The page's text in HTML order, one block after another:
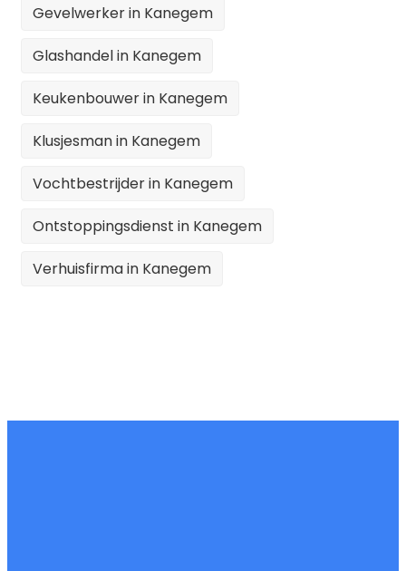
Gevelwerker in Kanegem
Glashandel in Kanegem
Keukenbouwer in Kanegem
Klusjesman in Kanegem
Vochtbestrijder in Kanegem
Ontstoppingsdienst in Kanegem
Verhuisfirma in Kanegem